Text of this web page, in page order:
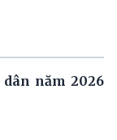
năm 2026